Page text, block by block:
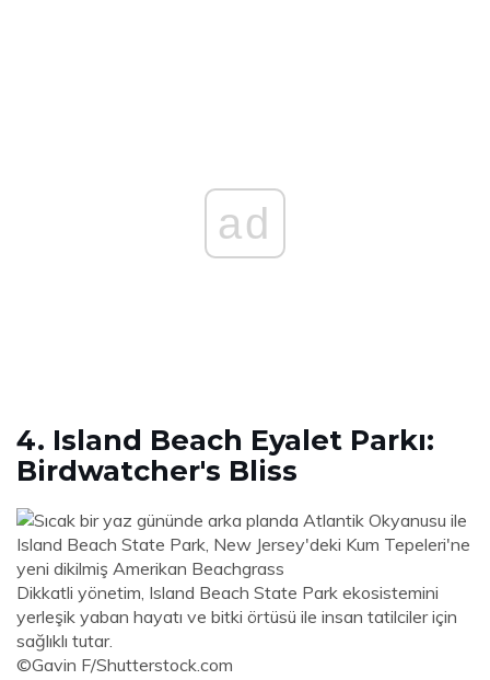
ad
4. Island Beach Eyalet Parkı:
Birdwatcher's Bliss
Dikkatli yönetim, Island Beach State Park ekosistemini
yerleşik yaban hayatı ve bitki örtüsü ile insan tatilciler için
sağlıklı tutar.
©Gavin F/Shutterstock.com